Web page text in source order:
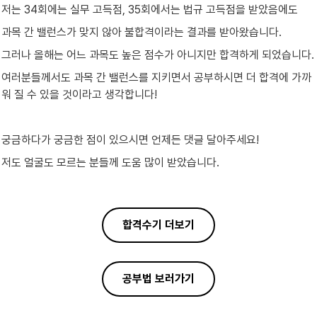
저는 34회에는 실무 고득점, 35회에서는 법규 고득점을 받았음에도
과목 간 밸런스가 맞지 않아 불합격이라는 결과를 받아왔습니다.
그러나 올해는 어느 과목도 높은 점수가 아니지만 합격하게 되었습니다.
여러분들께서도 과목 간 밸런스를 지키면서 공부하시면 더 합격에 가까
워 질 수 있을 것이라고 생각합니다!
궁금하다가 궁금한 점이 있으시면 언제든 댓글 달아주세요!
저도 얼굴도 모르는 분들께 도움 많이 받았습니다.
합격수기 더보기
공부법 보러가기